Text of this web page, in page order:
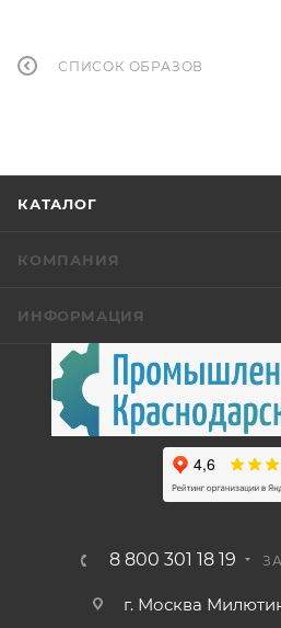
СПИСОК ОБРАЗОВ
КАТАЛОГ
КОМПАНИЯ
ИНФОРМАЦИЯ
8 800 301 18 19
г. Москва